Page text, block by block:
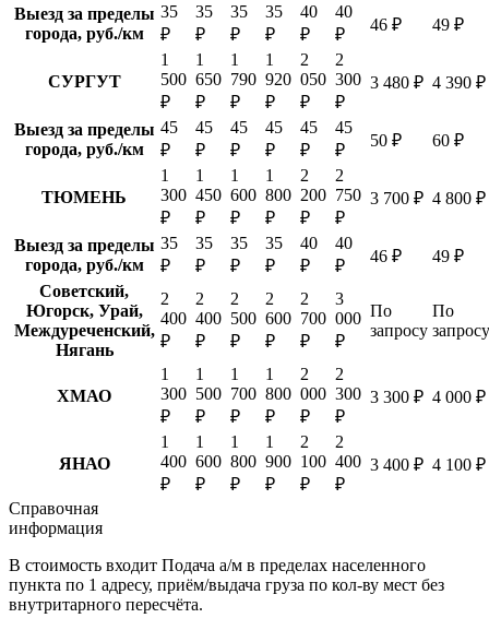
Выезд за пределы
города, руб./км
35
₽
35
₽
35
₽
35
₽
40
₽
40
₽
46 ₽ 49 ₽
СУРГУТ
1
500
₽
1
650
₽
1
790
₽
1
920
₽
2
050
₽
2
300
₽
3 480 ₽ 4 390 ₽
Выезд за пределы
города, руб./км
45
₽
45
₽
45
₽
45
₽
45
₽
45
₽
50 ₽ 60 ₽
ТЮМЕНЬ
1
300
₽
1
450
₽
1
600
₽
1
800
₽
2
200
₽
2
750
₽
3 700 ₽ 4 800 ₽
Выезд за пределы
города, руб./км
35
₽
35
₽
35
₽
35
₽
40
₽
40
₽
46 ₽
49 ₽
Советский,
Югорск, Урай,
Междуреченский,
Нягань
2
400
₽
2
400
₽
2
500
₽
2
600
₽
2
700
₽
3
000
₽
По
запросу
По
запросу
ХМАО
1
300
₽
1
500
₽
1
700
₽
1
800
₽
2
000
₽
2
300
₽
3 300 ₽ 4 000 ₽
ЯНАО
1
400
₽
1
600
₽
1
800
₽
1
900
₽
2
100
₽
2
400
₽
3 400 ₽ 4 100 ₽
Справочная
информация
В стоимость входит Подача а/м в пределах населенного
пункта по 1 адресу, приём/выдача груза по кол-ву мест без
внутритарного пересчёта.